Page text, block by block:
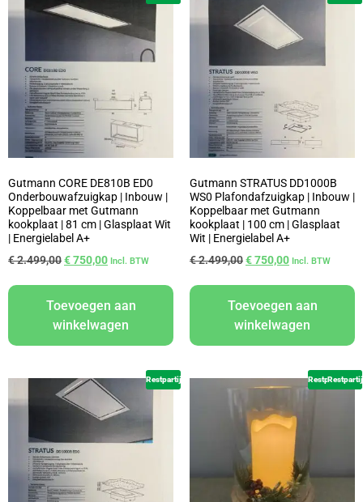
Gutmann CORE DE810B ED0
Onderbouwafzuigkap | Inbouw |
Koppelbaar met Gutmann
kookplaat | 81 cm | Glasplaat Wit
| Energielabel A+
€2.499,00€750,00 Incl. BTW
Toevoegen aan
winkelwagen
Gutmann STRATUS DD1000B
WS0 Plafondafzuigkap | Inbouw |
Koppelbaar met Gutmann
kookplaat | 100 cm | Glasplaat
Wit | Energielabel A+
€2.499,00€750,00 Incl. BTW
Toevoegen aan
winkelwagen
Restpartij RestpartijRestpartij